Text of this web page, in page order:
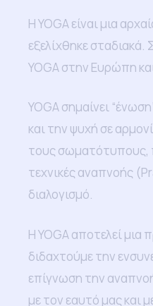
Η YOGA είναι μια
εξελίχθηκε
YOGA στην Ευρώπη
YOGA σημαίνει
και την ψυχή σε
τους σωματότυπους,
τεχνικές αναπνοής
διαλογισμό.
Η YOGA αποτελεί
διδαχτούμε την
επίγνωση την
με τον εαυτό μας και